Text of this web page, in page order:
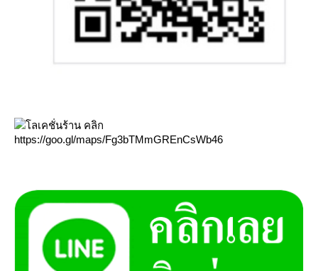
ลเคชั่นร้าน คลิก
https://goo.gl/maps/Fg3bTMmGREnCsWb46